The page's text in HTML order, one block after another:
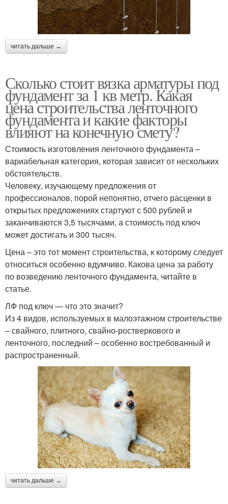
читать дальше →
Сколько стоит вязка арматуры под
фундамент за 1 кв метр. Какая
цена строительства ленточного
фундамента и какие факторы
влияют на конечную смету?
Стоимость изготовления ленточного фундамента –
вариабельная категория, которая зависит от нескольких
обстоятельств.
Человеку, изучающему предложения от
профессионалов, порой непонятно, отчего расценки в
открытых предложениях стартуют с 500 рублей и
заканчиваются 3,5 тысячами, а стоимость под ключ
может достигать и 300 тысяч.
Цена – это тот момент строительства, к которому следует
относиться особенно вдумчиво. Какова цена за работу
по возведению ленточного фундамента, читайте в
статье.
ЛФ под ключ — что это значит?
Из 4 видов, используемых в малоэтажном строительстве
– свайного, плитного, свайно-ростверкового и
ленточного, последний – особенно востребованный и
распространенный.
читать дальше →